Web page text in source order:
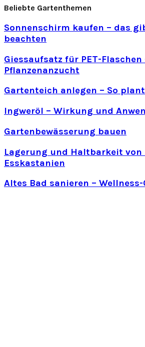
Beliebte Gartenthemen
Sonnenschirm kaufen – das
beachten
Giessaufsatz für PET-
Pflanzenanzucht
Gartenteich anlegen – So
Ingweröl – Wirkung und
Gartenbewässerung bauen
Lagerung und Haltbarkeit von
Esskastanien
Altes Bad sanieren –